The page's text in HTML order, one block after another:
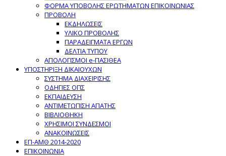
ΦΟΡΜΑ ΥΠΟΒΟΛΗΣ ΕΡΩΤΗΜΑΤΩΝ ΕΠΙΚΟΙΝΩΝΙΑΣ
ΠΡΟΒΟΛΗ
ΕΚΔΗΛΩΣΕΙΣ
ΥΛΙΚΟ ΠΡΟΒΟΛΗΣ
ΠΑΡΑΔΕΙΓΜΑΤΑ ΕΡΓΩΝ
ΔΕΛΤΙΑ ΤΥΠΟΥ
ΑΠΟΛΟΓΙΣΜΟΙ e-ΠΑΣΙΘΕΑ
ΥΠΟΣΤΗΡΙΞΗ ΔΙΚΑΙΟΥΧΩΝ
ΣΥΣΤΗΜΑ ΔΙΑΧΕΙΡΙΣΗΣ
ΟΔΗΓΙΕΣ ΟΠΣ
ΕΚΠΑΙΔΕΥΣΗ
ΑΝΤΙΜΕΤΩΠΙΣΗ ΑΠΑΤΗΣ
ΒΙΒΛΙΟΘΗΚΗ
ΧΡΗΣΙΜΟΙ ΣΥΝΔΕΣΜΟΙ
ΑΝΑΚΟΙΝΩΣΕΙΣ
ΕΠ-ΑΜΘ 2014-2020
ΕΠΙΚΟΙΝΩΝΙΑ